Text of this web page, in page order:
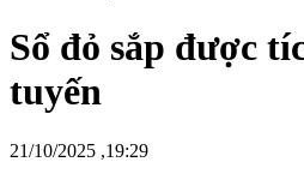
Sổ đỏ sắp được
tuyến
21/10/2025 ,19:29